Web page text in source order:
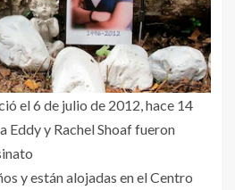
el 6 de julio de 2012, hace 14
Eddy y Rachel Shoaf fueron
y están alojadas en el Centro